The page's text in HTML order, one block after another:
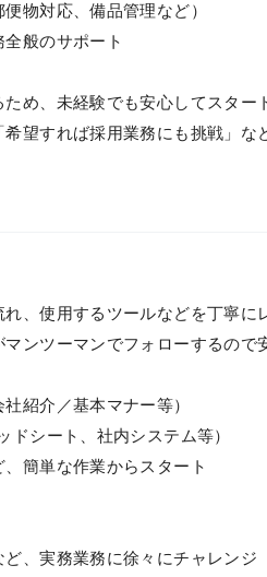
物対応、備品管理など）
全般のサポート
め、未経験でも安心してスター
希望すれば採用業務にも挑戦」
、使用するツールなどを丁寧に
ンツーマンでフォローするので
紹介／基本マナー等）
ドシート、社内システム等）
、簡単な作業からスタート
ど、実務業務に徐々にチャレンジ